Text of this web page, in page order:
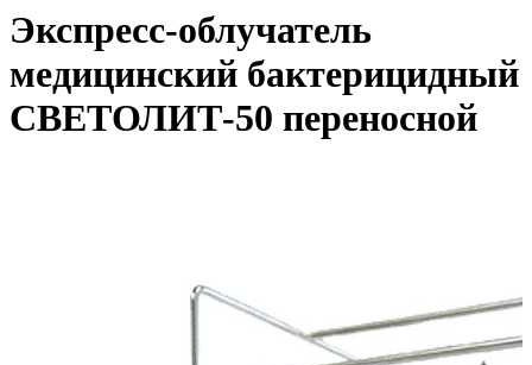
Экспресс-облучатель
медицинский бактерицидный
СВЕТОЛИТ-50 переносной